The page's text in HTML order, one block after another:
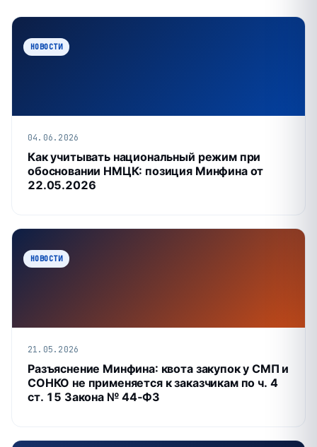
НОВОСТИ
04.06.2026
Как учитывать национальный режим при
обосновании НМЦК: позиция Минфина от
22.05.2026
НОВОСТИ
21.05.2026
Разъяснение Минфина: квота закупок у СМП и
СОНКО не применяется к заказчикам по ч. 4
ст. 15 Закона № 44‑ФЗ